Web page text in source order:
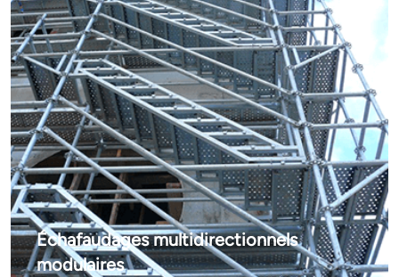
Échafaudages multidirectionnels
modulaires